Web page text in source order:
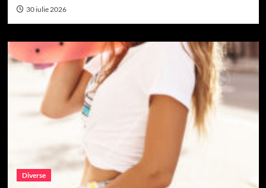
30 iulie 2026
Diverse